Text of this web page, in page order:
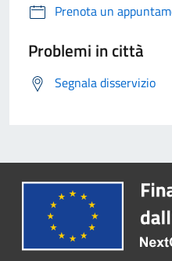
Prenota un
Problemi in città
Segnala disservizio